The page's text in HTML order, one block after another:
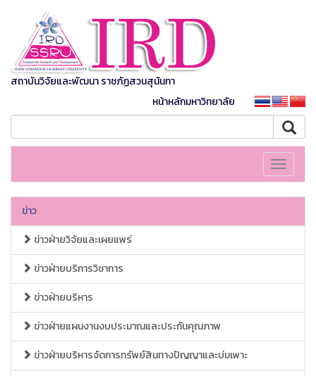
สถาบันวิจัยและพัฒนา ราชภัฏสวนสุนันทา
หน้าหลักมหาวิทยาลัย
Toggle
ข่าว
ข่าวฝ่ายวิจัยและเผยแพร่
ข่าวฝ่ายบริการวิชาการ
ข่าวฝ่ายบริหาร
ข่าวฝ่ายแผนงานงบประมาณและประกันคุณภาพ
ข่าวฝ่ายบริหารจัดการทรัพย์สินทางปัญญาและบ่มเพาะ